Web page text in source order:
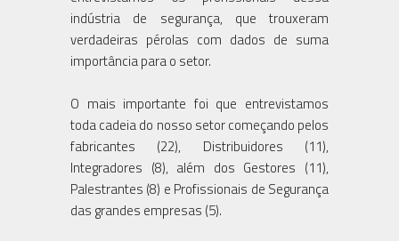
indústria de segurança, que trouxeram
verdadeiras pérolas com dados de suma
importância para o setor.
O mais importante foi que entrevistamos
toda cadeia do nosso setor começando pelos
fabricantes (22), Distribuidores (11),
Integradores (8), além dos Gestores (11),
Palestrantes (8) e Profissionais de Segurança
das grandes empresas (5).